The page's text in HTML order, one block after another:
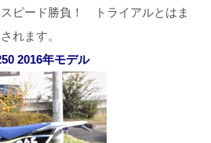
ピード勝負！ トライアルとはま
れます。
2016年モデル